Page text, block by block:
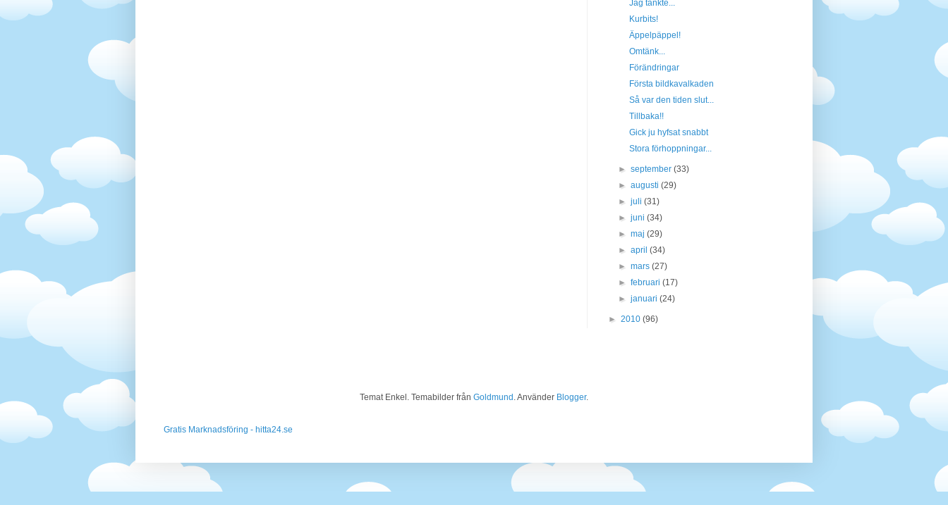
Jag tänkte...
Kurbits!
Äppelpäppel!
Omtänk...
Förändringar
Första bildkavalkaden
Så var den tiden slut...
Tillbaka!!
Gick ju hyfsat snabbt
Stora förhoppningar...
►september(33)
►augusti(29)
►juli(31)
►juni(34)
►maj(29)
►april(34)
►mars(27)
►februari(17)
►januari(24)
► 2010 (96)
Temat Enkel. Temabilder från Goldmund . Använder Blogger.
Gratis Marknadsföring - hitta24.se